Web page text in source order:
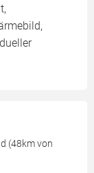
(48km von